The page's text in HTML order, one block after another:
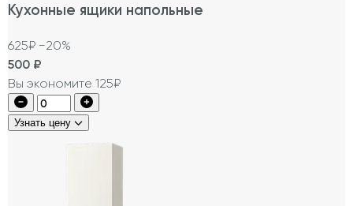
Кухонные ящики напольные
625₽ −20%
500 ₽
Вы экономите 125₽
Узнать цену